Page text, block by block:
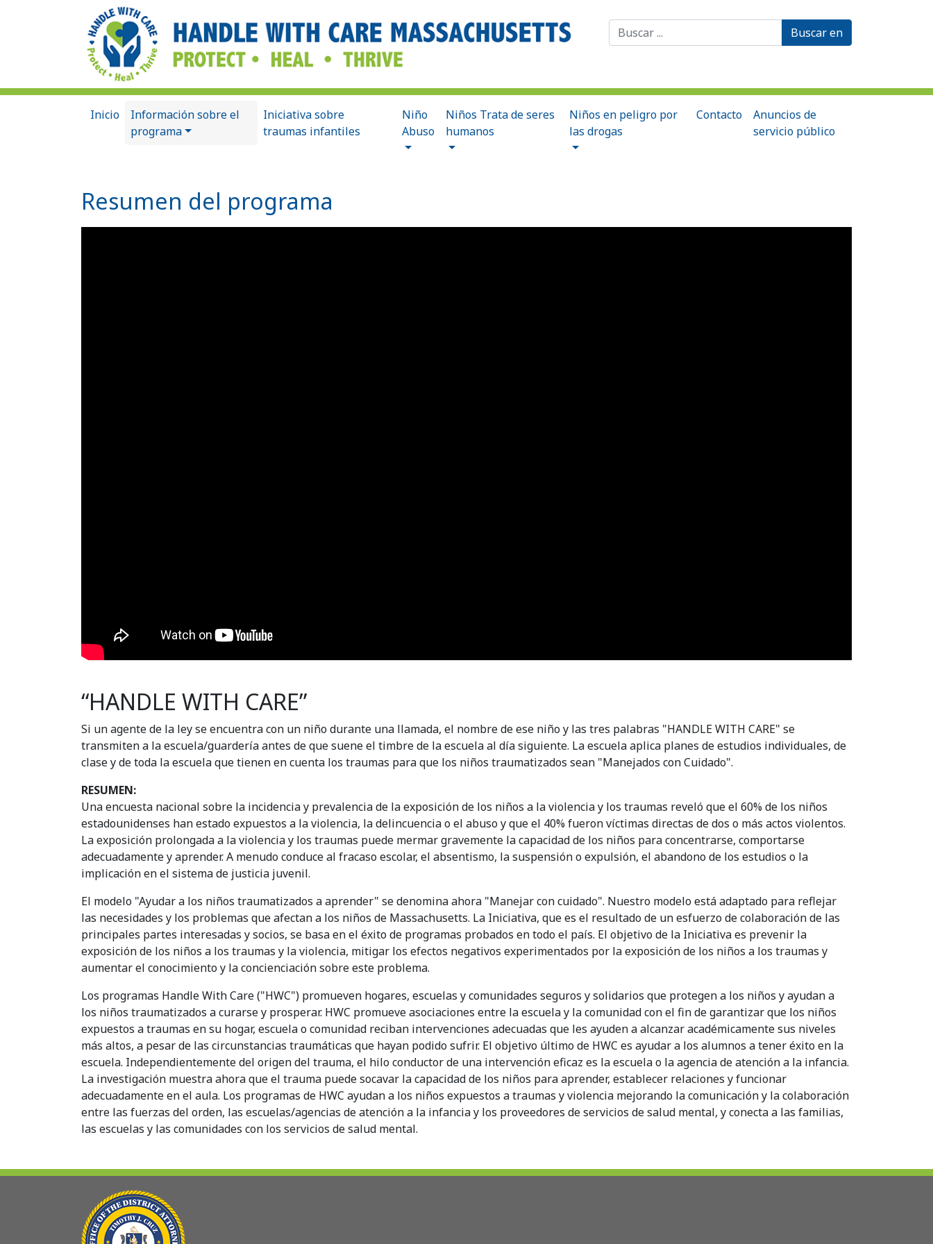
Buscar:
Inicio
Información sobre el
programa
Iniciativa sobre
traumas infantiles
Niño
Abuso
Niños Trata de seres
humanos
Niños en peligro por
las drogas
Contacto
Anuncios de
servicio público
Resumen del programa
“HANDLE WITH CARE”
Si un agente de la ley se encuentra con un niño durante una llamada, el nombre de ese niño y las tres palabras "HANDLE WITH CARE" se
transmiten a la escuela/guardería antes de que suene el timbre de la escuela al día siguiente. La escuela aplica planes de estudios individuales, de
clase y de toda la escuela que tienen en cuenta los traumas para que los niños traumatizados sean "Manejados con Cuidado".
RESUMEN:
Una encuesta nacional sobre la incidencia y prevalencia de la exposición de los niños a la violencia y los traumas reveló que el 60% de los niños
estadounidenses han estado expuestos a la violencia, la delincuencia o el abuso y que el 40% fueron víctimas directas de dos o más actos violentos.
La exposición prolongada a la violencia y los traumas puede mermar gravemente la capacidad de los niños para concentrarse, comportarse
adecuadamente y aprender. A menudo conduce al fracaso escolar, el absentismo, la suspensión o expulsión, el abandono de los estudios o la
implicación en el sistema de justicia juvenil.
El modelo "Ayudar a los niños traumatizados a aprender" se denomina ahora "Manejar con cuidado". Nuestro modelo está adaptado para reflejar
las necesidades y los problemas que afectan a los niños de Massachusetts. La Iniciativa, que es el resultado de un esfuerzo de colaboración de las
principales partes interesadas y socios, se basa en el éxito de programas probados en todo el país. El objetivo de la Iniciativa es prevenir la
exposición de los niños a los traumas y la violencia, mitigar los efectos negativos experimentados por la exposición de los niños a los traumas y
aumentar el conocimiento y la concienciación sobre este problema.
Los programas Handle With Care ("HWC") promueven hogares, escuelas y comunidades seguros y solidarios que protegen a los niños y ayudan a
los niños traumatizados a curarse y prosperar. HWC promueve asociaciones entre la escuela y la comunidad con el fin de garantizar que los niños
expuestos a traumas en su hogar, escuela o comunidad reciban intervenciones adecuadas que les ayuden a alcanzar académicamente sus niveles
más altos, a pesar de las circunstancias traumáticas que hayan podido sufrir. El objetivo último de HWC es ayudar a los alumnos a tener éxito en la
escuela. Independientemente del origen del trauma, el hilo conductor de una intervención eficaz es la escuela o la agencia de atención a la infancia.
La investigación muestra ahora que el trauma puede socavar la capacidad de los niños para aprender, establecer relaciones y funcionar
adecuadamente en el aula. Los programas de HWC ayudan a los niños expuestos a traumas y violencia mejorando la comunicación y la colaboración
entre las fuerzas del orden, las escuelas/agencias de atención a la infancia y los proveedores de servicios de salud mental, y conecta a las familias,
las escuelas y las comunidades con los servicios de salud mental.